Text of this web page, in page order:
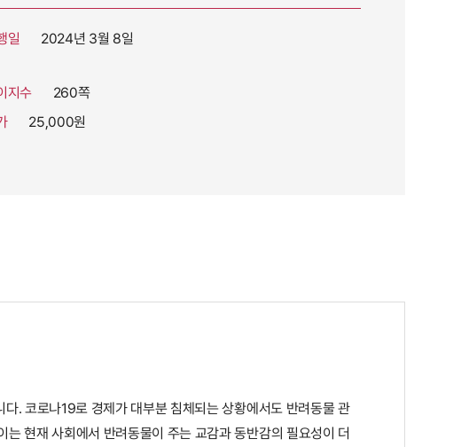
일 2024년 3월 8일
지수
260쪽
25,000원
. 코로나19로 경제가 대부분 침체되는 상황에서도 반려동물 관
현재 사회에서 반려동물이 주는 교감과 동반감의 필요성이 더